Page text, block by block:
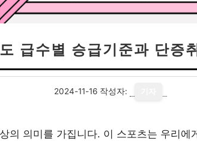
급수별 승급기준과 단증
2024-11-16 작성자:
의 의미를 가집니다. 이 스포츠는 우리에